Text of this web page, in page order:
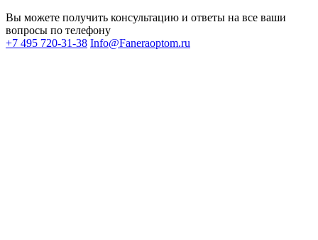
Вы можете получить консультацию и ответы на все ваши
вопросы по телефону
+7 495 720-31-38 Info@Faneraoptom.ru